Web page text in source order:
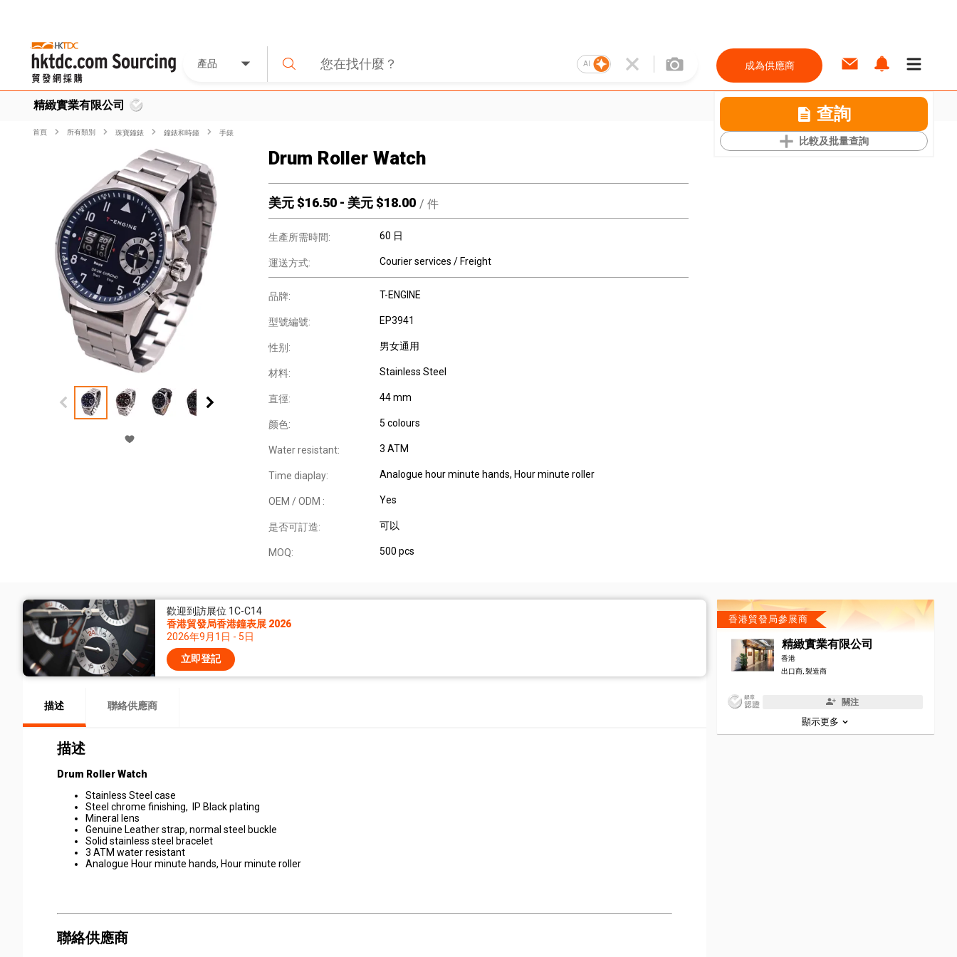
產品 AI 成為供應商
精緻實業有限公司 查詢
比較及批量查詢
首頁 所有類別 珠寶鐘錶 鐘錶和時鐘 手錶
Drum Roller Watch
美元 $16.50 - 美元 $18.00 / 件
生產所需時間: 60 日
運送方式: Courier services / Freight
品牌: T-ENGINE
型號編號: EP3941
性别: 男女通用
材料: Stainless Steel
直徑: 44 mm
颜色: 5 colours
Water resistant: 3 ATM
Time diaplay: Analogue hour minute hands, Hour minute roller
OEM / ODM : Yes
是否可訂造: 可以
MOQ: 500 pcs
歡迎到訪展位 1C-C14
香港貿發局香港鐘表展 2026
2026年9月1日 - 5日
立即登記
描述 聯絡供應商
描述
Drum Roller Watch
Stainless Steel case
Steel chrome finishing, IP Black plating
Mineral lens
Genuine Leather strap, normal steel buckle
Solid stainless steel bracelet
3 ATM water resistant
Analogue Hour minute hands, Hour minute roller
聯絡供應商
香港貿發局參展商
精緻實業有限公司
香港
出口商, 製造商
關注
顯示更多